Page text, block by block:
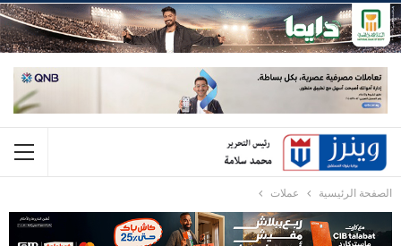
الصفحة الرئيسية عملات